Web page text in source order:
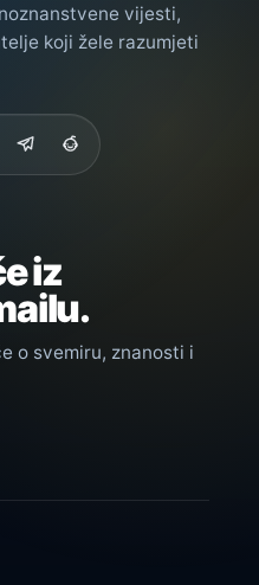
vijesti,
koji žele razumjeti
iz
o svemiru, znanosti i